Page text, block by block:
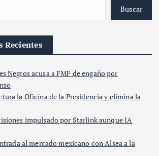
Buscar
Recientes
Negros acusa a FMF de engaño por
la Oficina de la Presidencia y elimina la
impulsado por Starlink aunque IA
al mercado mexicano con Alsea a la